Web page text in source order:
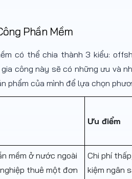
Phần Mềm
có thể chia thành 3 kiểu:
công này sẽ có những ưu và
phẩm của mình để lựa chọn
Ưu điểm
mềm ở nước ngoài
thuê một đơn
Chi phí
kiệm ngân